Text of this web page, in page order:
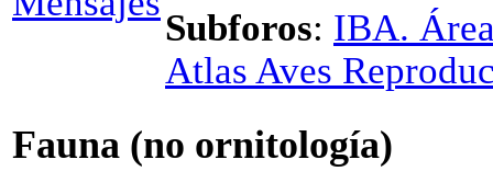
Subforos: IBA.
Atlas Aves
Fauna (no ornitología)